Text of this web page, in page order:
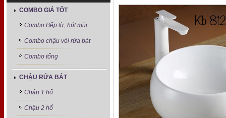
COMBO GIÁ TỐT
Combo Bếp từ, hút mùi
Combo chậu vòi rửa bát
Combo tổng
CHẬU RỬA BÁT
Chậu 1 hố
Chậu 2 hố